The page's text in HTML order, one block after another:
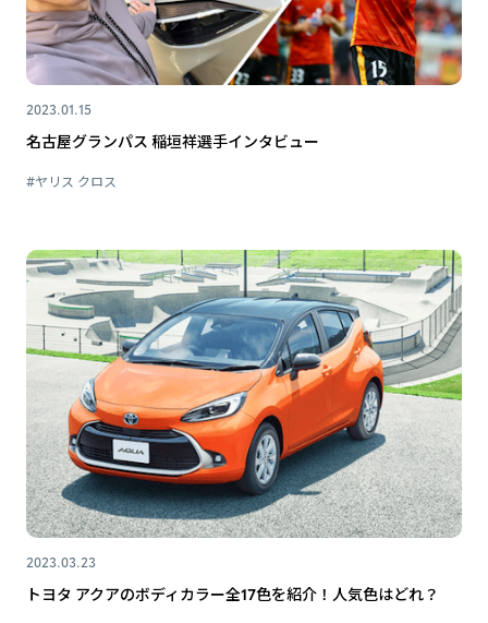
2023.01.15
名古屋グランパス 稲垣祥選手インタビュー
#ヤリス クロス
2023.03.23
トヨタ アクアのボディカラー全17色を紹介！人気色はどれ？